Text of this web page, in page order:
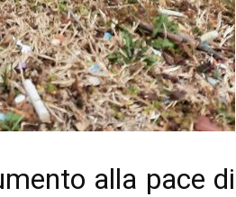
alla pace di